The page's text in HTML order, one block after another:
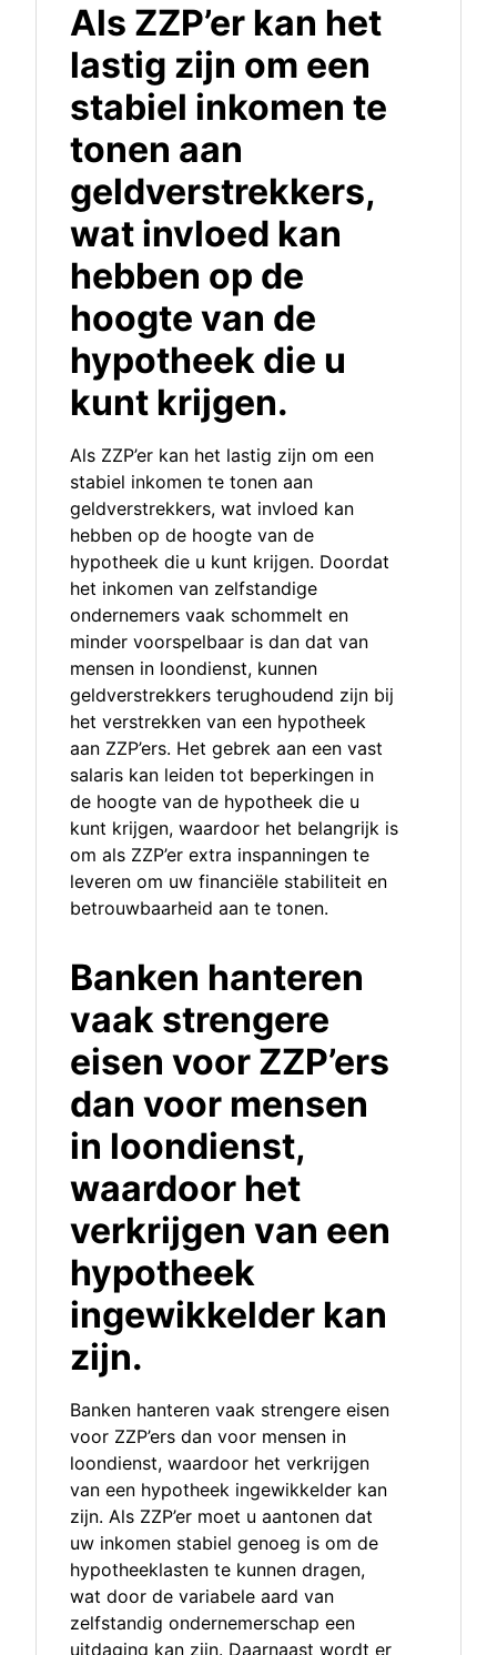
Als ZZP’er kan het
lastig zijn om een
stabiel inkomen te
tonen aan
geldverstrekkers,
wat invloed kan
hebben op de
hoogte van de
hypotheek die u
kunt krijgen.
Als ZZP’er kan het lastig zijn om een
stabiel inkomen te tonen aan
geldverstrekkers, wat invloed kan
hebben op de hoogte van de
hypotheek die u kunt krijgen. Doordat
het inkomen van zelfstandige
ondernemers vaak schommelt en
minder voorspelbaar is dan dat van
mensen in loondienst, kunnen
geldverstrekkers terughoudend zijn bij
het verstrekken van een hypotheek
aan ZZP’ers. Het gebrek aan een vast
salaris kan leiden tot beperkingen in
de hoogte van de hypotheek die u
kunt krijgen, waardoor het belangrijk is
om als ZZP’er extra inspanningen te
leveren om uw financiële stabiliteit en
betrouwbaarheid aan te tonen.
Banken hanteren
vaak strengere
eisen voor ZZP’ers
dan voor mensen
in loondienst,
waardoor het
verkrijgen van een
hypotheek
ingewikkelder kan
zijn.
Banken hanteren vaak strengere eisen
voor ZZP’ers dan voor mensen in
loondienst, waardoor het verkrijgen
van een hypotheek ingewikkelder kan
zijn. Als ZZP’er moet u aantonen dat
uw inkomen stabiel genoeg is om de
hypotheeklasten te kunnen dragen,
wat door de variabele aard van
zelfstandig ondernemerschap een
uitdaging kan zijn. Daarnaast wordt er